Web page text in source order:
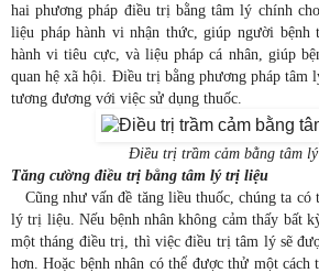
hai phương pháp điều trị bằng tâm lý chính
liệu pháp hành vi nhận thức, giúp người bệnh
hành vi tiêu cực, và liệu pháp cá nhân, giúp
quan hệ xã hội. Điều trị bằng phương pháp tâm
tương đương với việc sử dụng thuốc.
Điều trị trầm cảm bằng tâm
Tăng cường điều trị bằng tâm lý trị liệu
Cũng như vấn đề tăng liều thuốc, chúng ta có
lý trị liệu. Nếu bệnh nhân không cảm thấy bất
một tháng điều trị, thì việc điều trị tâm lý sẽ
hơn. Hoặc bệnh nhân có thể được thử một